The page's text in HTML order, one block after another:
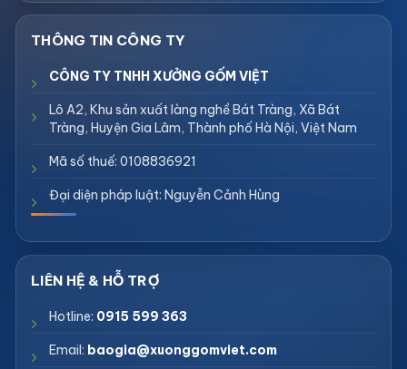
CÔNG TY TNHH XƯỞNG GỐM VIỆT
Lô A2, Khu sản xuất làng nghề Bát Tràng, Xã Bát
Tràng, Huyện Gia Lâm, Thành phố Hà Nội, Việt Nam
Mã số thuế: 0108836921
Đại diện pháp luật: Nguyễn Cảnh Hùng
Hotline: 0915 599 363
Email: baogia@xuonggomviet.com